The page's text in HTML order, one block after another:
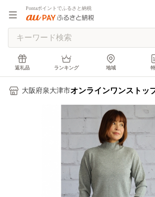
Pontaポイントでふるさと納税
返礼品 ランキング 地域
大阪府泉大津市オンラインワンストッ